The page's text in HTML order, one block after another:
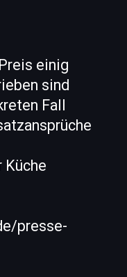
einig
sind
Fall
Küche
presse-